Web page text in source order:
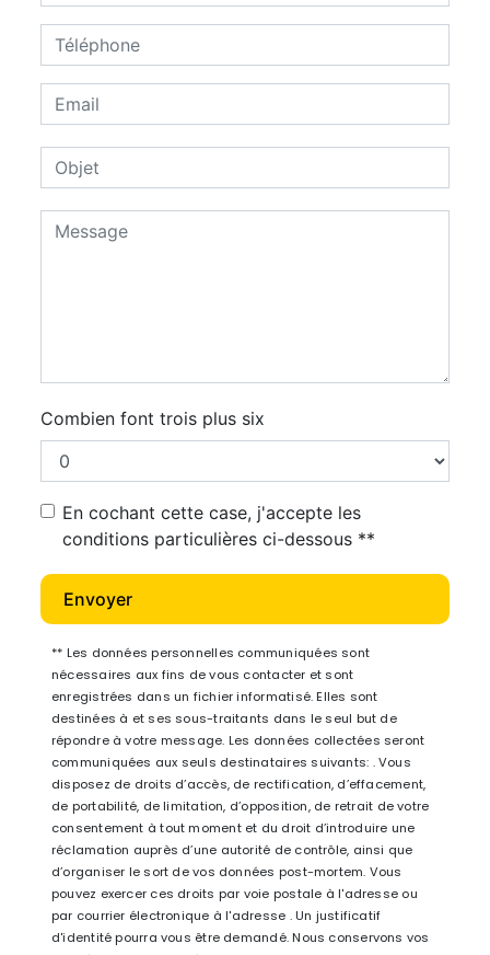
Combien font trois plus six
En cochant cette case, j'accepte les
conditions particulières ci-dessous **
Envoyer
** Les données personnelles communiquées sont
nécessaires aux fins de vous contacter et sont
enregistrées dans un fichier informatisé. Elles sont
destinées à et ses sous-traitants dans le seul but de
répondre à votre message. Les données collectées seront
communiquées aux seuls destinataires suivants: . Vous
disposez de droits d’accès, de rectification, d’effacement,
de portabilité, de limitation, d’opposition, de retrait de votre
consentement à tout moment et du droit d’introduire une
réclamation auprès d’une autorité de contrôle, ainsi que
d’organiser le sort de vos données post-mortem. Vous
pouvez exercer ces droits par voie postale à l'adresse ou
par courrier électronique à l'adresse . Un justificatif
d'identité pourra vous être demandé. Nous conservons vos